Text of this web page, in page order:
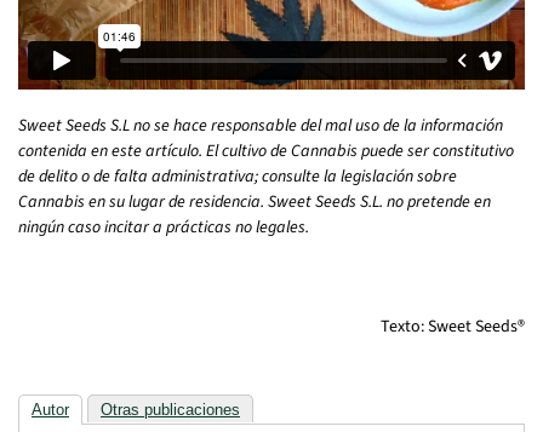
Sweet Seeds S.L no se hace responsable del mal uso de la información
contenida en este artículo. El cultivo de Cannabis puede ser constitutivo
de delito o de falta administrativa; consulte la legislación sobre
Cannabis en su lugar de residencia. Sweet Seeds S.L. no pretende en
ningún caso incitar a prácticas no legales.
Texto: Sweet Seeds®
Autor Otras publicaciones